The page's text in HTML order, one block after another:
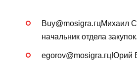
Buy@mosigra.гцМихаил
начальник отдела закупок.
egorov@mosigra.гцЮрий